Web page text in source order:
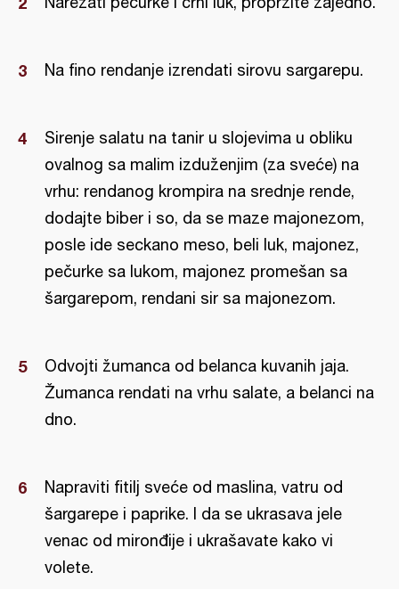
Na fino rendanje izrendati sirovu sargarepu.
Sirenje salatu na tanir u slojevima u obliku
ovalnog sa malim izduženjim (za sveće) na
vrhu: rendanog krompira na srednje rende,
dodajte biber i so, da se maze majonezom,
posle ide seckano meso, beli luk, majonez,
pečurke sa lukom, majonez promešan sa
šargarepom, rendani sir sa majonezom.
Odvojti žumanca od belanca kuvanih jaja.
Žumanca rendati na vrhu salate, a belanci na
dno.
Napraviti fitilj sveće od maslina, vatru od
šargarepe i paprike. I da se ukrasava jele
venac od mironđije i ukrašavate kako vi
volete.